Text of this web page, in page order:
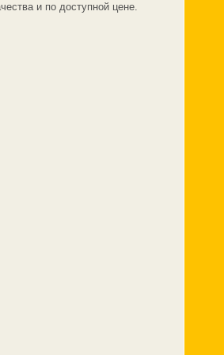
и по доступной цене.